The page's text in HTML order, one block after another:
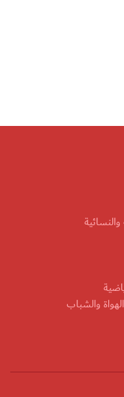
والشباب